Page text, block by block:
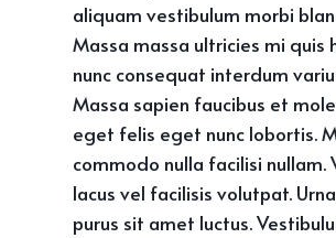
aliquam vestibulum morbi
Massa massa ultricies mi
nunc consequat interdum
Massa sapien faucibus et
eget felis eget nunc lobortis.
commodo nulla facilisi nullam.
lacus vel facilisis volutpat.
purus sit amet luctus.